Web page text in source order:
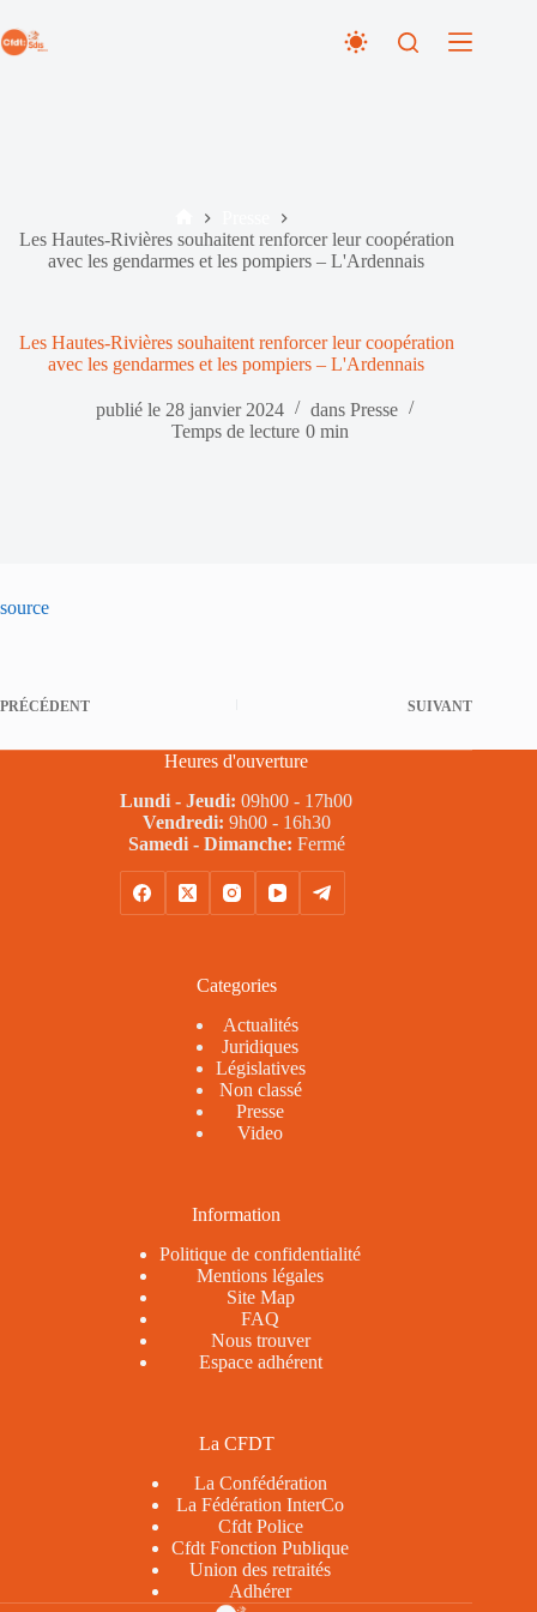
au
contenu
Accueil
Les Hautes-Rivières souhaitent renforcer leur coopération
avec les gendarmes et les pompiers – L'Ardennais
Les Hautes-Rivières souhaitent renforcer leur coopération
avec les gendarmes et les pompiers – L'Ardennais
publié le 28 janvier 2024 dans Presse
Temps de lecture 0 min
source
PRÉCÉDENT SUIVANT
Heures d'ouverture
Lundi - Jeudi: 09h00 - 17h00
Vendredi: 9h00 - 16h30
Samedi - Dimanche: Fermé
Categories
Actualités
Juridiques
Législatives
Non classé
Presse
Video
Information
Politique de confidentialité
Mentions légales
Site Map
FAQ
Nous trouver
Espace adhérent
La CFDT
La Confédération
La Fédération InterCo
Cfdt Police
Cfdt Fonction Publique
Union des retraités
Adhérer